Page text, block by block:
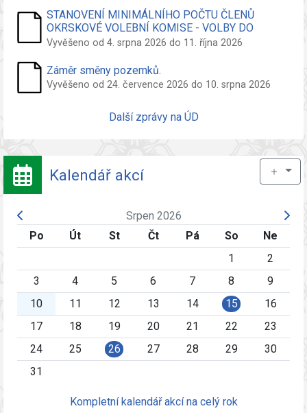
STANOVENÍ MINIMÁLNÍHO POČTU ČLENŮ
OKRSKOVÉ VOLEBNÍ KOMISE - VOLBY DO
ZASTUPITELSTVA OBCE
Vyvěšeno od 4. srpna 2026 do 11. října 2026
Záměr směny pozemků.
Vyvěšeno od 24. července 2026 do 10. srpna 2026
Další zprávy na ÚD
Kalendář akcí ＋
Srpen 2026
Po
Út St Čt Pá So
Ne
1
2
3
4 5 6 7 8
9
10
11 12 13 14 15
16
17
18 19 20 21 22
23
24
25 26 27 28 29
30
31
Kompletní kalendář akcí na celý rok